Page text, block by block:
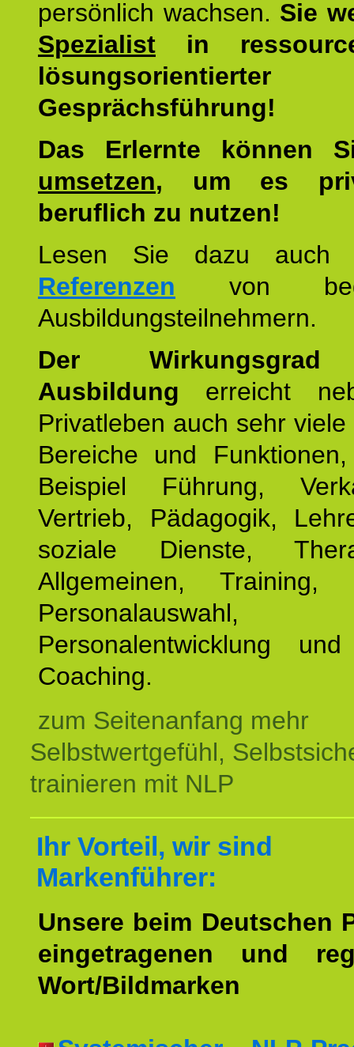
persönlich wachsen. Sie
Spezialist in
lösungsorientierter
Gesprächsführung!
Das Erlernte können
umsetzen, um es
beruflich zu nutzen!
Lesen Sie dazu
Referenzen von
Ausbildungsteilnehmern.
Der
Ausbildung erreicht
Privatleben auch sehr
Bereiche und
Beispiel Führung,
Vertrieb, Pädagogik,
soziale Dienste,
Allgemeinen, Training,
Personalauswahl,
Personalentwicklung
Coaching.
zum Seitenanfang mehr
Selbstwertgefühl,
trainieren mit NLP
Ihr Vorteil, wir sind
Markenführer:
Unsere beim Deutschen
eingetragenen und
Wort/Bildmarken